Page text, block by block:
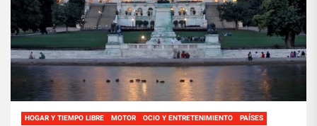
HOGAR Y TIEMPO LIBRE MOTOR OCIO Y ENTRETENIMIENTO PAÍSES